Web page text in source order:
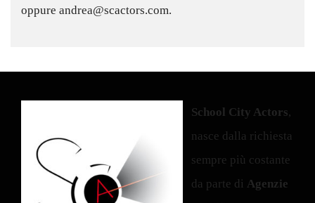
sempre più costante
da parte di Agenzie
edUffici Castingdi
attori strutturati, in